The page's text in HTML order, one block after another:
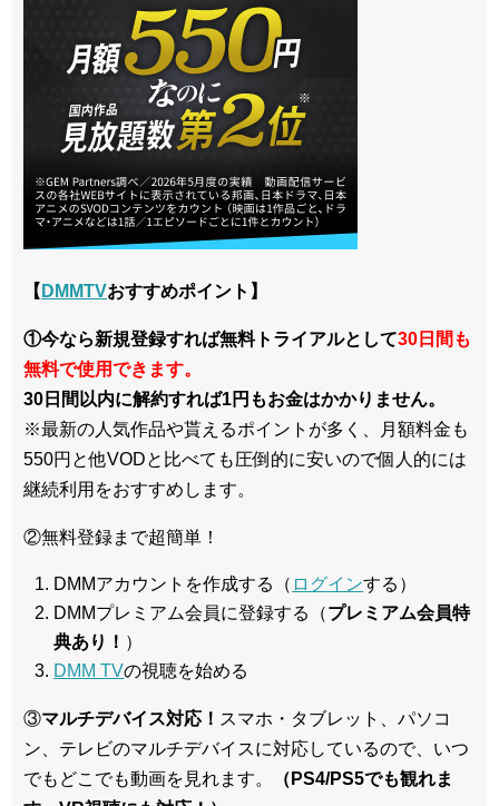
【 DMMTVおすすめポイント】
①今なら新規登録すれば無料トライアルとして30日間も
無料で使用できます。
30日間以内に解約すれば1円もお金はかかりません。
※最新の人気作品や貰えるポイントが多く、月額料金も
550円と他VODと比べても圧倒的に安いので個人的には
継続利用をおすすめします。
②無料登録まで超簡単！
DMMアカウントを作成する（ ログインする）
DMMプレミアム会員に登録する（プレミアム会員特
典あり！ ）
DMM TVの視聴を始める
③マルチデバイス対応！ スマホ・タブレット、パソコ
ン、テレビのマルチデバイスに対応しているので、いつ
でもどこでも動画を見れます。
（PS4/PS5でも観れま